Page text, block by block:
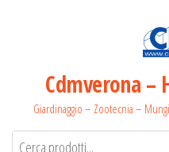
Cdmverona –
Giardinaggio – Zootecnia –